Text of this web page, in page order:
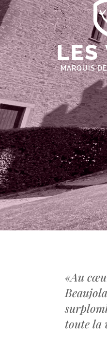
LES
MARQUIS
«Au
toute la